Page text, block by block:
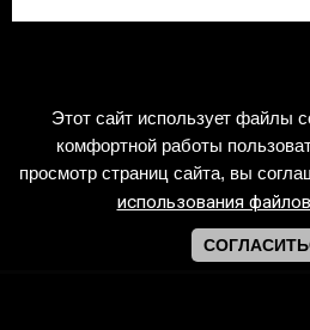
Этот сайт использует файлы
комфортной работы
просмотр страниц сайта, вы
использования